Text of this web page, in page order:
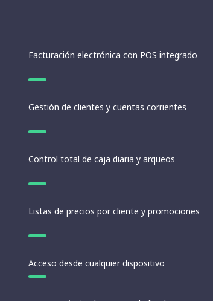
Facturación electrónica con POS integrado
Gestión de clientes y cuentas corrientes
Control total de caja diaria y arqueos
Listas de precios por cliente y promociones
Acceso desde cualquier dispositivo